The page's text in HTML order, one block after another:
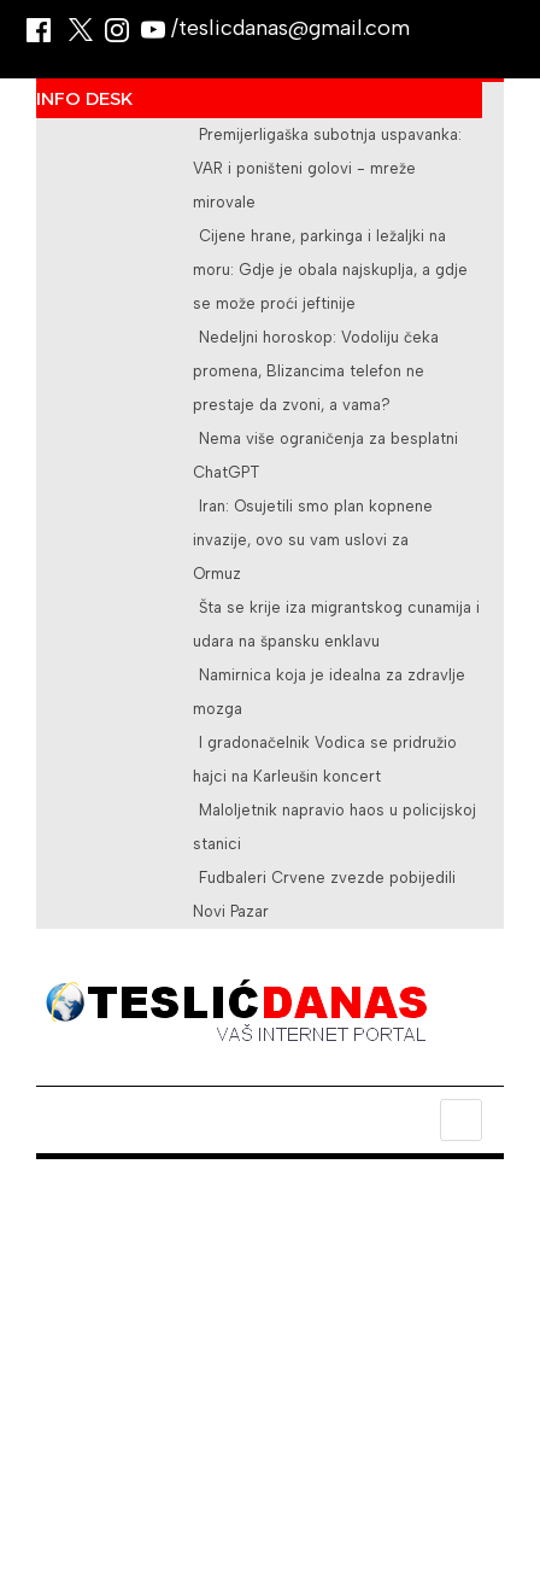
/teslicdanas@gmail.com
INFO DESK
Premijerligaška subotnja uspavanka:
VAR i poništeni golovi - mreže
mirovale
Cijene hrane, parkinga i ležaljki na
moru: Gdje je obala najskuplja, a gdje
se može proći jeftinije
Nedeljni horoskop: Vodoliju čeka
promena, Blizancima telefon ne
prestaje da zvoni, a vama?
Nema više ograničenja za besplatni
ChatGPT
Iran: Osujetili smo plan kopnene
invazije, ovo su vam uslovi za
Ormuz
Šta se krije iza migrantskog cunamija i
udara na špansku enklavu
Namirnica koja je idealna za zdravlje
mozga
I gradonačelnik Vodica se pridružio
hajci na Karleušin koncert
Maloljetnik napravio haos u policijskoj
stanici
Fudbaleri Crvene zvezde pobijedili
Novi Pazar